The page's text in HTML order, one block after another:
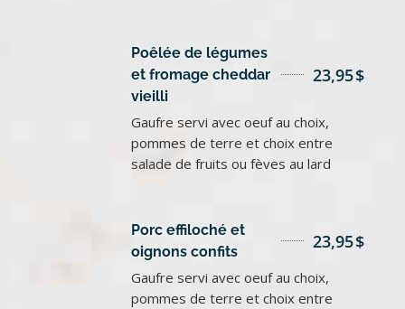
Poêlée de légumes
et fromage cheddar
vieilli
$
23,95
Gaufre servi avec oeuf au choix,
pommes de terre et choix entre
salade de fruits ou fèves au lard
Porc effiloché et
oignons confits
$
23,95
Gaufre servi avec oeuf au choix,
pommes de terre et choix entre